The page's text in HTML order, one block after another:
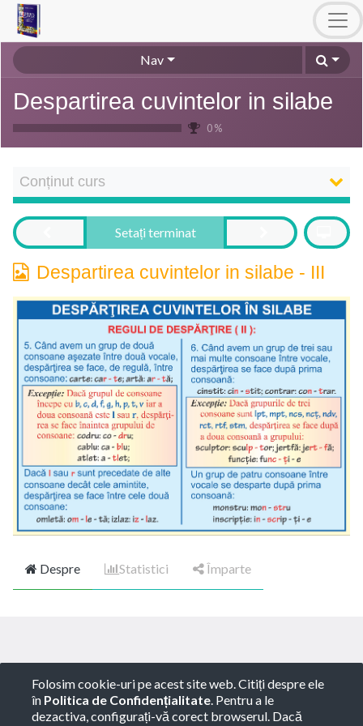
Nav
Despartirea cuvintelor in silabe
0 %
Conținut curs
Despartirea cuvintelor in silabe - III
Setați terminat
Despre Statistici Împarte
Folosim cookie-uri pe acest site web. Citiți despre ele
în Politica de Confidențialitate. Pentru a le
dezactiva, configurați-vă corect browserul. Dacă
Copyright © ROTARY GLOBART SRL -Termeni de
utilizare-Politica de Confidențialitate -Consultanță
juridică